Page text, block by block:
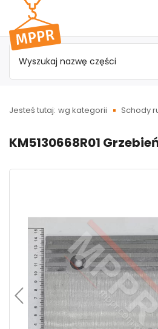
Przejdź do
menu
głównego
Jesteś tutaj: wg kategorii Schody
KM5130668R01